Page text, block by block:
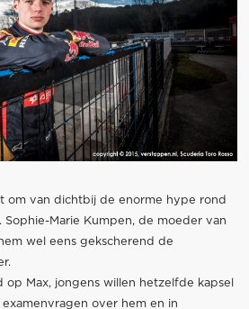
om van dichtbij de enorme hype rond
Sophie-Marie Kumpen, de moeder van
wel eens gekscherend de
op Max, jongens willen hetzelfde kapsel
examenvragen over hem en in